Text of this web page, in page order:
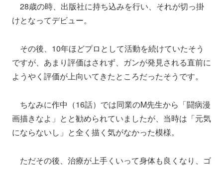
28歳の時、出版社に持ち込みを行い、それが切っ掛
けとなってデビュー。
その後、10年ほどプロとして活動を続けていたそう
ですが、あまり評価はされず、ガンが発見される直前に
ようやく評価が上向いてきたところだったそうです。
ちなみに作中（16話）では同業のM先生から「闘病漫
画描きなよ」とと勧められていましたが、当時は「元気
にならないし」と全く描く気がなかった模様。
ただその後、治療が上手くいって身体も良くなり、ゴ